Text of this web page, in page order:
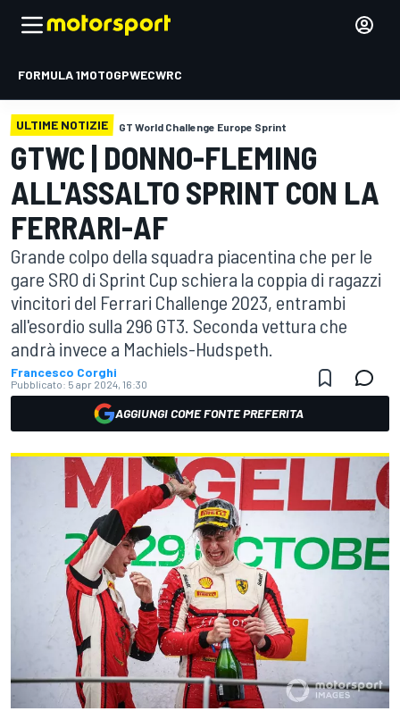
FORMULA 1MOTOGPWECWRC
ULTIME NOTIZIE GT World Challenge Europe Sprint
GTWC | DONNO-FLEMING
ALL'ASSALTO SPRINT CON LA
FERRARI-AF
Grande colpo della squadra piacentina che per le
gare SRO di Sprint Cup schiera la coppia di ragazzi
vincitori del Ferrari Challenge 2023, entrambi
all'esordio sulla 296 GT3. Seconda vettura che
andrà invece a Machiels-Hudspeth.
Francesco Corghi
Pubblicato: 5 apr 2024, 16:30
AGGIUNGI COME FONTE PREFERITA